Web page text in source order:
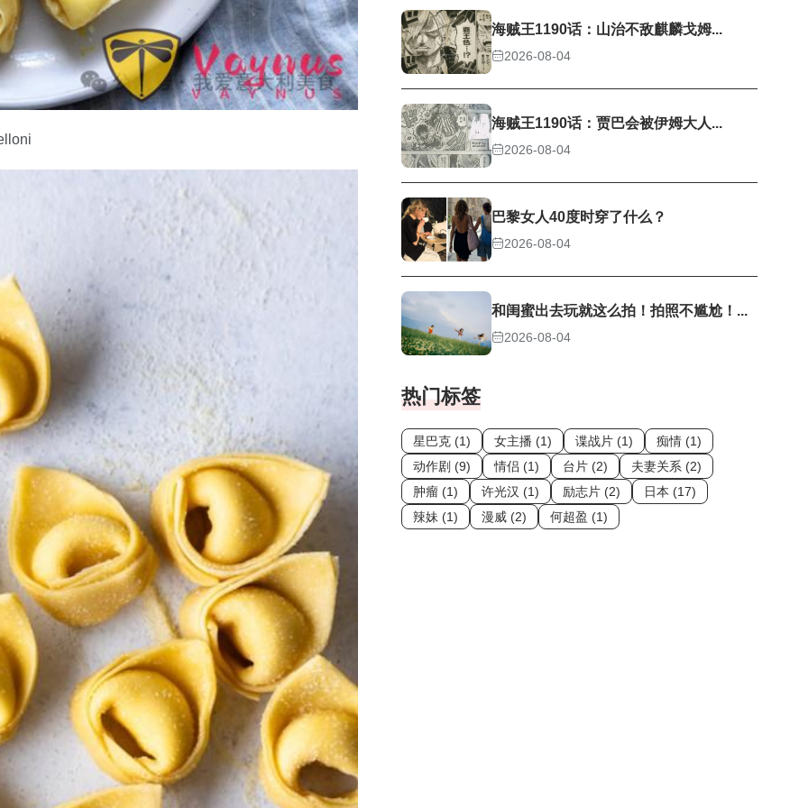
海贼王1190话：山治不敌麒麟戈姆...
2026-08-04
海贼王1190话：贾巴会被伊姆大人...
2026-08-04
巴黎女人40度时穿了什么？
2026-08-04
和闺蜜出去玩就这么拍！拍照不尴尬！...
2026-08-04
热门标签
星巴克 (1) 女主播 (1) 谍战片 (1)
痴情 (1)
动作剧 (9)
情侣 (1) 台片 (2)
夫妻关系 (2)
肿瘤 (1)
许光汉 (1) 励志片 (2)
日本 (17)
辣妹 (1)
漫威 (2) 何超盈 (1)